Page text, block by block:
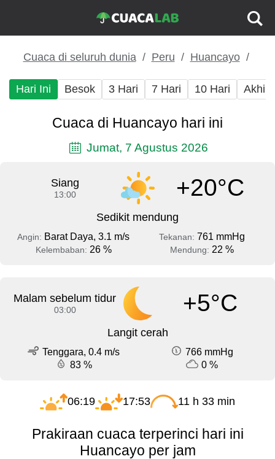
Cuaca di seluruh dunia Peru Huancayo
Hari Ini Besok 3 Hari 7 Hari 10 Hari Akhir
Cuaca di Huancayo hari ini
Jumat, 7 Agustus 2026
Siang
13:00 +20°C
Sedikit mendung
Angin: Barat Daya, 3.1 m/s Tekanan: 761 mmHg
Kelembaban: 26 % Mendung: 22 %
Malam sebelum tidur
03:00 +5°C
Langit cerah
Tenggara, 0.4 m/s
766 mmHg
83 %
0 %
06:19 17:53 11 h 33 min
Prakiraan cuaca terperinci hari ini
Huancayo per jam